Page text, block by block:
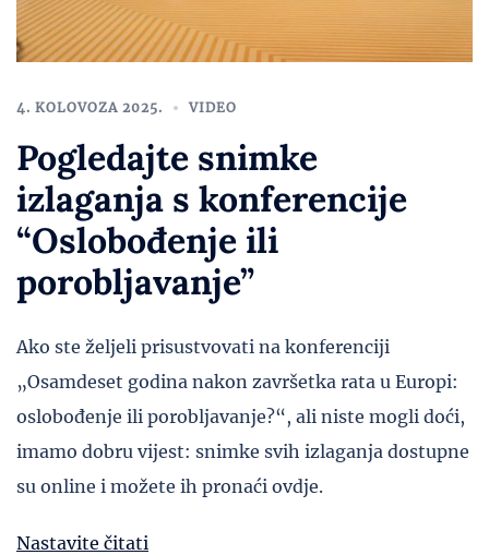
4. KOLOVOZA 2025. VIDEO
Pogledajte snimke
izlaganja s konferencije
“Oslobođenje ili
porobljavanje”
Ako ste željeli prisustvovati na konferenciji
„Osamdeset godina nakon završetka rata u Europi:
oslobođenje ili porobljavanje?“, ali niste mogli doći,
imamo dobru vijest: snimke svih izlaganja dostupne
su online i možete ih pronaći ovdje.
Nastavite čitati